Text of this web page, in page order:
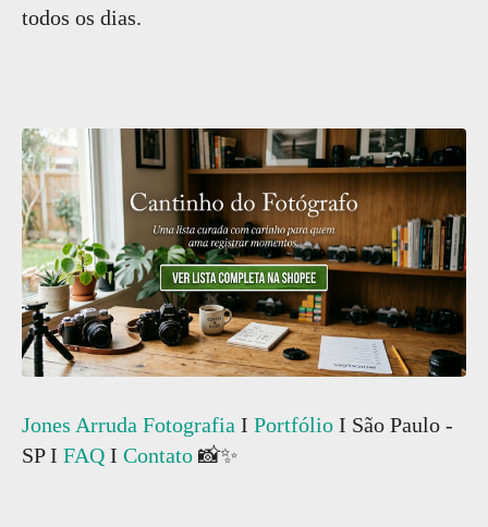
todos os dias.
Jones Arruda Fotografia I Portfólio I São Paulo -
SP I FAQ I Contato 📸✨